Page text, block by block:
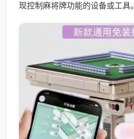
现控制麻将牌功能的设备或工具。